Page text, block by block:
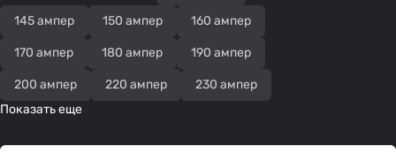
145 ампер 150 ампер 160 ампер
170 ампер 180 ампер 190 ампер
200 ампер 220 ампер
230 ампер
Показать еще